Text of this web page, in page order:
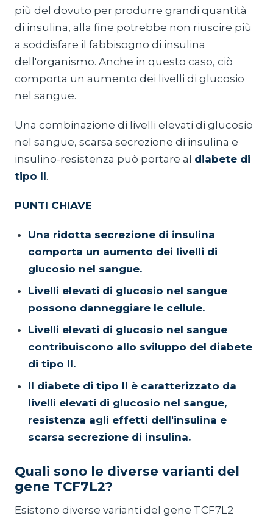
più del dovuto per produrre grandi quantità
di insulina, alla fine potrebbe non riuscire più
a soddisfare il fabbisogno di insulina
dell'organismo. Anche in questo caso, ciò
comporta un aumento dei livelli di glucosio
nel sangue.
Una combinazione di livelli elevati di glucosio
nel sangue, scarsa secrezione di insulina e
insulino-resistenza può portare al diabete di
tipo II.
PUNTI CHIAVE
Una ridotta secrezione di insulina
comporta un aumento dei livelli di
glucosio nel sangue.
Livelli elevati di glucosio nel sangue
possono danneggiare le cellule.
Livelli elevati di glucosio nel sangue
contribuiscono allo sviluppo del diabete
di tipo II.
Il diabete di tipo II è caratterizzato da
livelli elevati di glucosio nel sangue,
resistenza agli effetti dell'insulina e
scarsa secrezione di insulina.
Quali sono le diverse varianti del
gene TCF7L2?
Esistono diverse varianti del gene TCF7L2